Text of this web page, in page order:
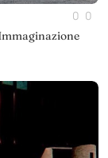
0 0